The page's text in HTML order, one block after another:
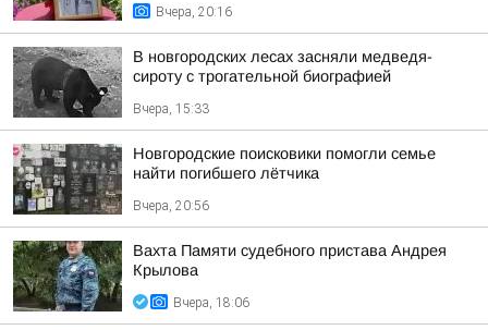
Вчера, 20:16
В новгородских лесах засняли медведя-
сироту с трогательной биографией
Вчера, 15:33
Новгородские поисковики помогли семье
найти погибшего лётчика
Вчера, 20:56
Вахта Памяти судебного пристава Андрея
Крылова
Вчера, 18:06